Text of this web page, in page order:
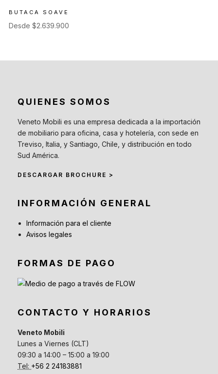
BUTACA SOAVE
Desde $2.639.900
QUIENES SOMOS
Veneto Mobili es una empresa dedicada a la importación
de mobiliario para oficina, casa y hotelería, con sede en
Treviso, Italia, y Santiago, Chile, y distribución en todo
Sud América.
DESCARGAR BROCHURE >
INFORMACIÓN GENERAL
Información para el cliente
Avisos legales
FORMAS DE PAGO
CONTACTO Y HORARIOS
Veneto Mobili
Lunes a Viernes (CLT)
09:30 a 14:00 – 15:00 a 19:00
Tel: +56 2 24183881